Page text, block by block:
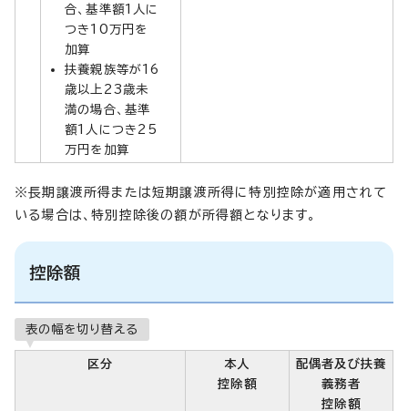
合、基準額1人に
つき10万円を
加算
扶養親族等が16
歳以上23歳未
満の場合、基準
額1人につき25
万円を加算
※長期譲渡所得または短期譲渡所得に特別控除が適用されて
いる場合は、特別控除後の額が所得額となります。
控除額
表の幅を切り替える
区分
本人
控除額
配偶者及び扶養
義務者
控除額